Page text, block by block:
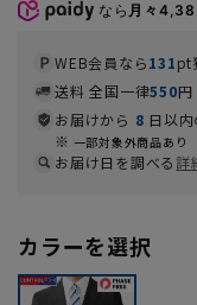
なら 月々
WEB会員なら131pt
送料 全国一律550円
お届けから 8 日以
一部対象外商品あり
お届け日を調べる詳
カラーを選択